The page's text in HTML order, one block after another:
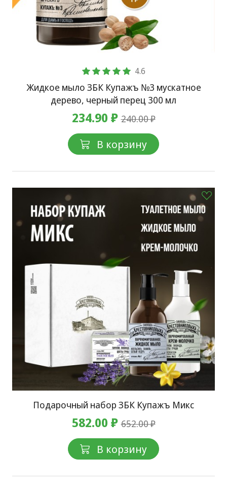
4.6
Жидкое мыло ЗБК Купажъ №3 мускатное
дерево, черный перец 300 мл
234.90 ₽240.00 ₽
В корзину
Подарочный набор ЗБК Купажъ Микс
582.00 ₽652.00 ₽
В корзину